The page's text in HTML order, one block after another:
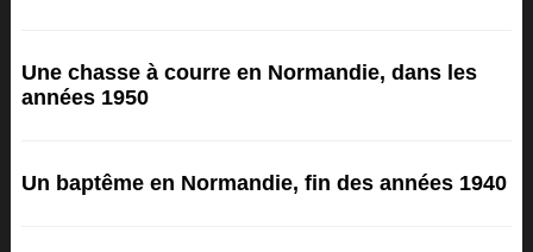
Une chasse à courre en Normandie, dans les
années 1950
Un baptême en Normandie, fin des années 1940